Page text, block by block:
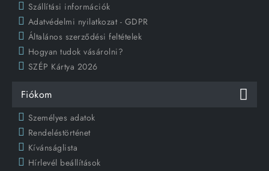
Szállítási információk
Adatvédelmi nyilatkozat - GDPR
Általános szerződési feltételek
Hogyan tudok vásárolni?
SZÉP Kártya 2026
Fiókom
Személyes adatok
Rendeléstörténet
Kívánságlista
Hírlevél beállítások